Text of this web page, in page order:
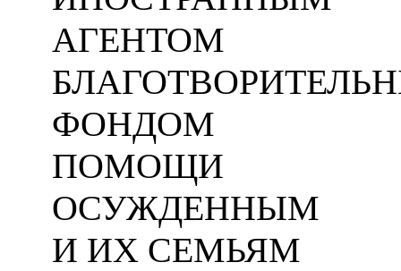
АГЕНТОМ
ФОНДОМ
ПОМОЩИ
ОСУЖДЕННЫМ
И ИХ СЕМЬЯМ